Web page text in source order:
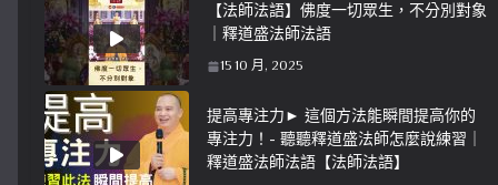
【法師法語】佛度一切眾生，不分別對象
｜釋道盛法師法語
15 10 月, 2025
提高專注力► 這個方法能瞬間提高你的
專注力！- 聽聽釋道盛法師怎麼說練習｜
釋道盛法師法語【法師法語】